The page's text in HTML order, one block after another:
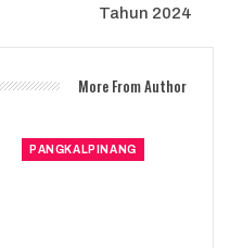
Tahun 2024
More From Author
PANGKALPINANG